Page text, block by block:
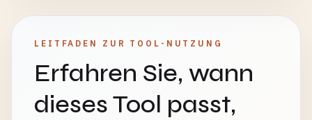
LEITFADEN ZUR TOOL-NUTZUNG
Erfahren Sie, wann
dieses Tool passt,